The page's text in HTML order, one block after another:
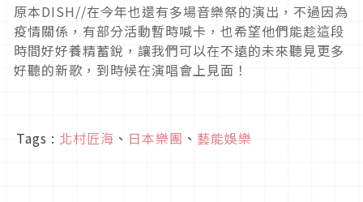
原本DISH//在今年也還有多場音樂祭的演出，不過因為
疫情關係，有部分活動暫時喊卡，也希望他們能趁這段
時間好好養精蓄銳，讓我們可以在不遠的未來聽見更多
好聽的新歌，到時候在演唱會上見面！
Tags : 北村匠海 、 日本樂團 、 藝能娛樂